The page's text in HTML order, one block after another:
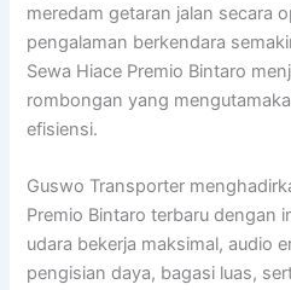
meredam getaran jalan secara
pengalaman berkendara
Sewa Hiace Premio Bintaro
rombongan yang
efisiensi.
Guswo Transporter
Premio Bintaro terbaru dengan
udara bekerja maksimal, audio
pengisian daya, bagasi luas,